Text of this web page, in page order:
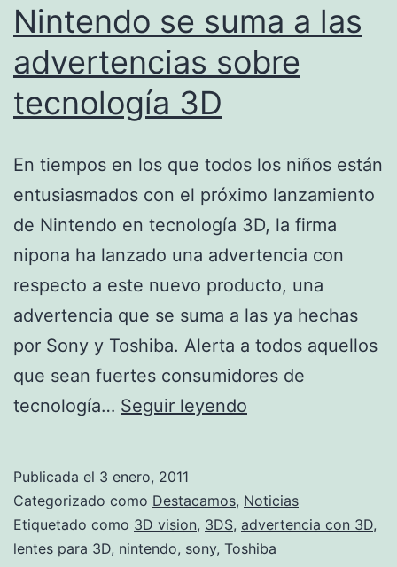
Nintendo se suma a las
advertencias sobre
tecnología 3D
En tiempos en los que todos los niños están
entusiasmados con el próximo lanzamiento
de Nintendo en tecnología 3D, la firma
nipona ha lanzado una advertencia con
respecto a este nuevo producto, una
advertencia que se suma a las ya hechas
por Sony y Toshiba. Alerta a todos aquellos
que sean fuertes consumidores de
tecnología… Seguir leyendo
a
las
advertencias
Publicada el 3 enero, 2011
Categorizado como Destacamos, Noticias
Etiquetado como 3D vision, 3DS, advertencia con 3D,
lentes para 3D, nintendo, sony, Toshiba